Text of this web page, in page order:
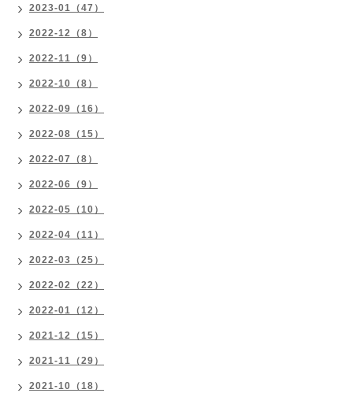
2023-01（47）
2022-12（8）
2022-11（9）
2022-10（8）
2022-09（16）
2022-08（15）
2022-07（8）
2022-06（9）
2022-05（10）
2022-04（11）
2022-03（25）
2022-02（22）
2022-01（12）
2021-12（15）
2021-11（29）
2021-10（18）